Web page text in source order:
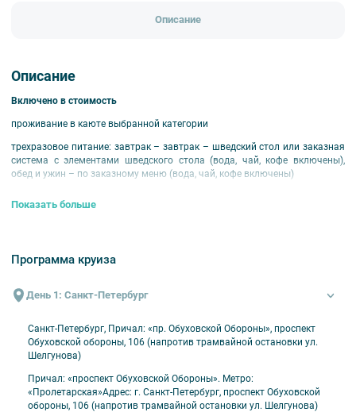
Описание
Описание
Включено в стоимость
проживание в каюте выбранной категории
трехразовое питание: завтрак – завтрак – шведский стол или заказная
система с элементами шведского стола (вода, чай, кофе включены),
обед и ужин – по заказному меню (вода, чай, кофе включены)
путевая информация на борту
Дополнительные напитки (бесплатно):
Оплачивается отдельно
проезд до места посадки на теплоход и от места высадки
напитки и закуски в барах
Показать больше
Программа круиза
День 1: Санкт-Петербург
Санкт-Петербург, Причал: «пр. Обуховской Обороны», проспект
Обуховской обороны, 106 (напротив трамвайной остановки ул.
Шелгунова)
Причал: «проспект Обуховской Обороны». Метро:
«Пролетарская»Адрес: г. Санкт-Петербург, проспект Обуховской
обороны, 106 (напротив трамвайной остановки ул. Шелгунова)